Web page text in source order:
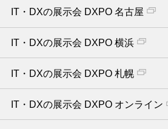
IT・DXの展示会 DXPO 名古屋
IT・DXの展示会 DXPO 横浜
IT・DXの展示会 DXPO 札幌
IT・DXの展示会 DXPO オンライン